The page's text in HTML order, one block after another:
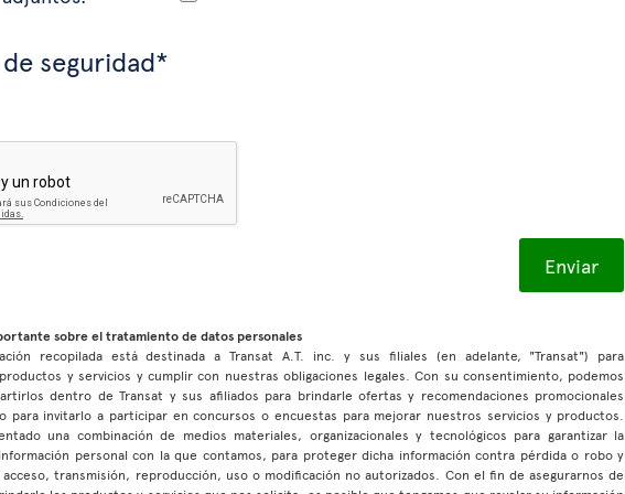
seguridad*
sobre el tratamiento de datos personales
recopilada está destinada a Transat A.T. inc. y sus filiales (en adelante, "Transat") para
y servicios y cumplir con nuestras obligaciones legales. Con su consentimiento, podemos
dentro de Transat y sus afiliados para brindarle ofertas y recomendaciones promocionales
para invitarlo a participar en concursos o encuestas para mejorar nuestros servicios y productos.
una combinación de medios materiales, organizacionales y tecnológicos para garantizar la
personal con la que contamos, para proteger dicha información contra pérdida o robo y
transmisión, reproducción, uso o modificación no autorizados. Con el fin de asegurarnos de